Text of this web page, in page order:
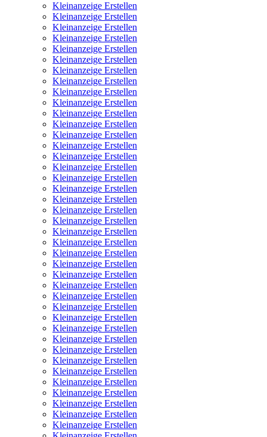
Kleinanzeige Erstellen
Kleinanzeige Erstellen
Kleinanzeige Erstellen
Kleinanzeige Erstellen
Kleinanzeige Erstellen
Kleinanzeige Erstellen
Kleinanzeige Erstellen
Kleinanzeige Erstellen
Kleinanzeige Erstellen
Kleinanzeige Erstellen
Kleinanzeige Erstellen
Kleinanzeige Erstellen
Kleinanzeige Erstellen
Kleinanzeige Erstellen
Kleinanzeige Erstellen
Kleinanzeige Erstellen
Kleinanzeige Erstellen
Kleinanzeige Erstellen
Kleinanzeige Erstellen
Kleinanzeige Erstellen
Kleinanzeige Erstellen
Kleinanzeige Erstellen
Kleinanzeige Erstellen
Kleinanzeige Erstellen
Kleinanzeige Erstellen
Kleinanzeige Erstellen
Kleinanzeige Erstellen
Kleinanzeige Erstellen
Kleinanzeige Erstellen
Kleinanzeige Erstellen
Kleinanzeige Erstellen
Kleinanzeige Erstellen
Kleinanzeige Erstellen
Kleinanzeige Erstellen
Kleinanzeige Erstellen
Kleinanzeige Erstellen
Kleinanzeige Erstellen
Kleinanzeige Erstellen
Kleinanzeige Erstellen
Kleinanzeige Erstellen